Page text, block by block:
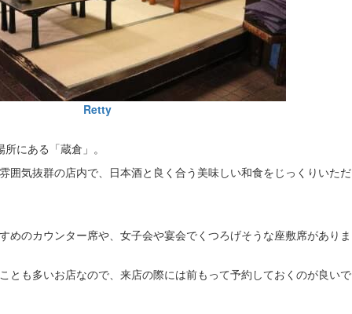
Retty
にある「蔵倉」。
囲気抜群の店内で、日本酒と良く合う美味しい和食をじっくりいただ
めのカウンター席や、女子会や宴会でくつろげそうな座敷席がありま
とも多いお店なので、来店の際には前もって予約しておくのが良いで